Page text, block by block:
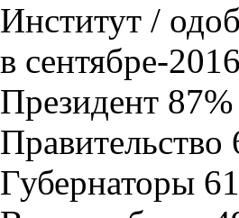
Институт /
в сентябре-2016
Президент
Губернаторы